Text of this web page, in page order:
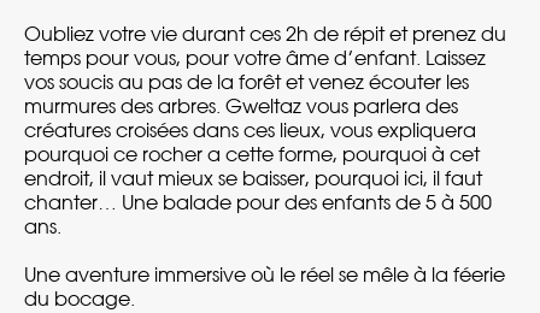
Oubliez votre vie durant ces 2h de répit et prenez du
temps pour vous, pour votre âme d’enfant. Laissez
vos soucis au pas de la forêt et venez écouter les
murmures des arbres. Gweltaz vous parlera des
créatures croisées dans ces lieux, vous expliquera
pourquoi ce rocher a cette forme, pourquoi à cet
endroit, il vaut mieux se baisser, pourquoi ici, il faut
chanter… Une balade pour des enfants de 5 à 500
ans. ​
Une aventure immersive où le réel se mêle à la féerie
du bocage.